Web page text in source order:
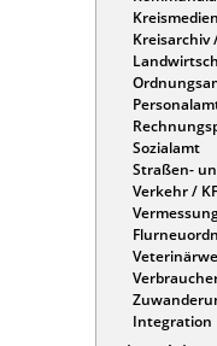
Kreisarchiv
Sozialamt
Straßen-
Verkehr /
Integration